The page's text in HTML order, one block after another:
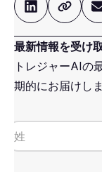
最新情報を受け
トレジャーAIの
期的にお届けしま